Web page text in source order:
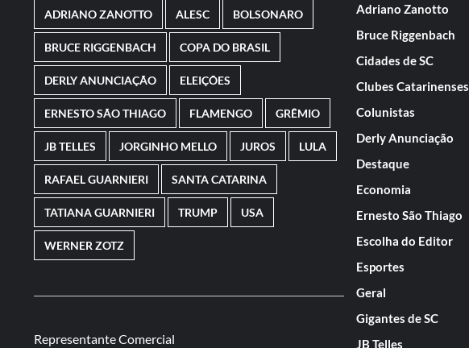
ADRIANO ZANOTTO ALESC BOLSONARO
BRUCE RIGGENBACH COPA DO BRASIL
DERLY ANUNCIAÇÃO ELEIÇÕES
ERNESTO SÃO THIAGO FLAMENGO GRÊMIO
JB TELLES JORGINHO MELLO JUROS LULA
RAFAEL GUARNIERI SANTA CATARINA
TATIANA GUARNIERI TRUMP USA
WERNER ZOTZ
Representante Comercial
Adriano Zanotto
Bruce Riggenbach
Cidades de SC
Clubes Catarinenses
Colunistas
Derly Anunciação
Destaque
Economia
Ernesto São Thiago
Escolha do Editor
Esportes
Geral
Gigantes de SC
JB Telles